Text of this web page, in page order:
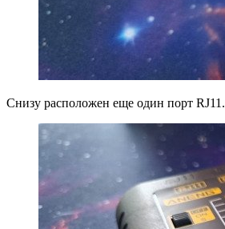
Снизу расположен еще один порт RJ11.